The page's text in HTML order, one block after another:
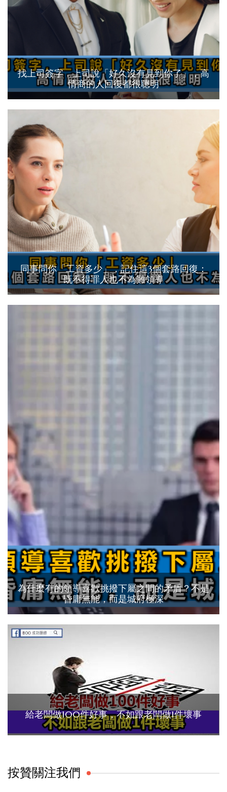
找上司簽字，上司說「好久沒有見到你了」，高
情商的人回復都很聰明
同事問你「工資多少」，記住這3個套路回復：
既不得罪人也不為難領導
為什麼有的領導喜歡挑撥下屬之間的矛盾？不是
昏庸無能，而是城府極深
給老闆做100件好事，不如跟老闆做1件壞事
按贊關注我們